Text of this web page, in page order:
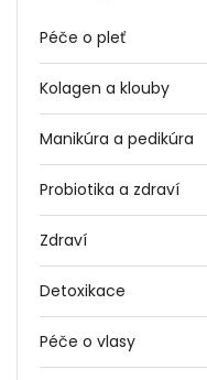
Péče o pleť
Kolagen a klouby
Manikúra a pedikúra
Probiotika a zdraví
Zdraví
Detoxikace
Péče o vlasy